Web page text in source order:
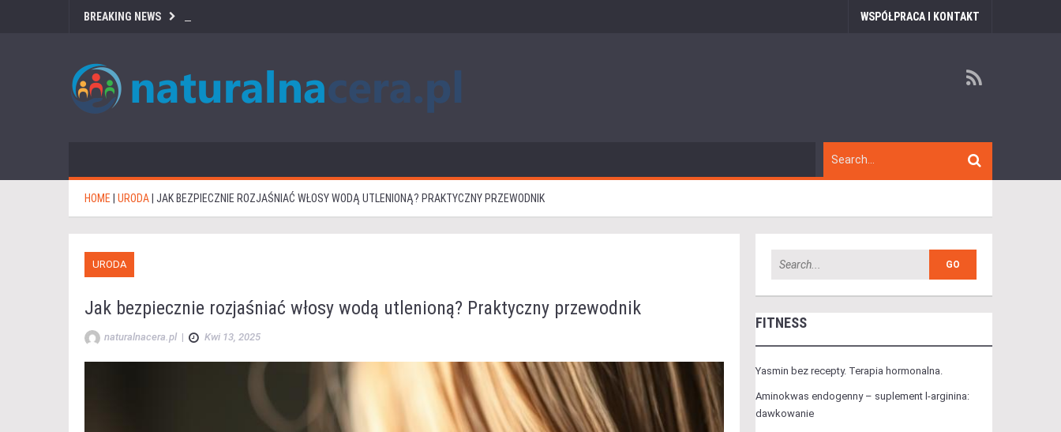
BREAKING NEWS WSPÓŁPRACA I KONTAKT
HOME URODA JAK BEZPIECZNIE ROZJAŚNIAĆ WŁOSY WODĄ UTLENIONĄ? PRAKTYCZNY PRZEWODNIK
URODA
Jak bezpiecznie rozjaśniać włosy wodą utlenioną? Praktyczny przewodnik
naturalnacera.pl | Kwi 13, 2025
FITNESS
Yasmin bez recepty. Terapia hormonalna.
Aminokwas endogenny – suplement l-arginina:
dawkowanie